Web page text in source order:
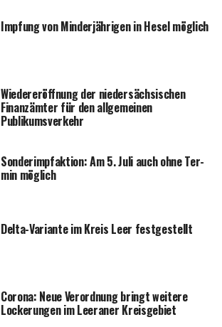
Imp­fung von Min­der­jäh­ri­gen in Hesel möglich
Wie­der­eröff­nung der nie­der­säch­si­schen
Finanz­äm­ter für den all­ge­mei­nen
Publikumsverkehr
Son­der­impf­ak­ti­on: Am 5. Juli auch ohne Ter­
min möglich
Del­ta-Vari­an­te im Kreis Leer festgestellt
Coro­na: Neue Ver­ord­nung bringt wei­te­re
Locke­run­gen im Leera­ner Kreisgebiet